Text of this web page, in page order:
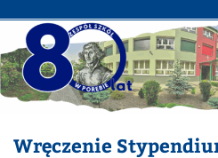
Wręczenie